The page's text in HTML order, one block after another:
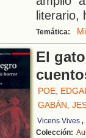
literario,
Temática:
El
POE,
GABÁN,
Vicens Vives
Colección: